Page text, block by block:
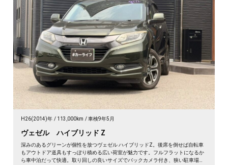
H26(2014)年 113,000km 車検9年5月
ヴェゼル ハイブリッド Z
深みのあるグリーンが個性を放つヴェゼル ハイブリッドZ。後席を倒せば自転車
もアウトドア道具もすっぽり積める広い荷室が魅力です。フルフラットになるか
ら車中泊だって快適。取り回しの良いサイズでバックカメラ付き、狭い駐車場も